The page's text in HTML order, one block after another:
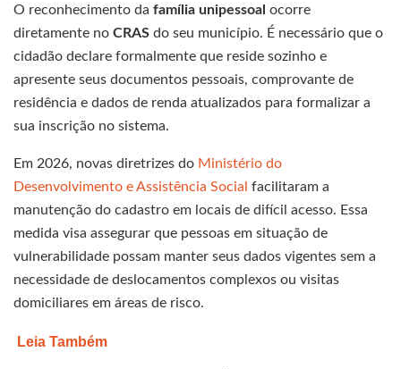
O reconhecimento da família unipessoal ocorre
diretamente no CRAS do seu município. É necessário que o
cidadão declare formalmente que reside sozinho e
apresente seus documentos pessoais, comprovante de
residência e dados de renda atualizados para formalizar a
sua inscrição no sistema.
Em 2026, novas diretrizes do Ministério do
Desenvolvimento e Assistência Social facilitaram a
manutenção do cadastro em locais de difícil acesso. Essa
medida visa assegurar que pessoas em situação de
vulnerabilidade possam manter seus dados vigentes sem a
necessidade de deslocamentos complexos ou visitas
domiciliares em áreas de risco.
Leia Também